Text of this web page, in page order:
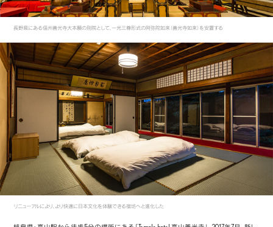
長野県にある信州善光寺大本願の別院として、一光三尊形式の阿弥陀如来（善光寺如来）を安置する
リニューアルにより、より快適に日本文化を体験できる宿坊へと進化した